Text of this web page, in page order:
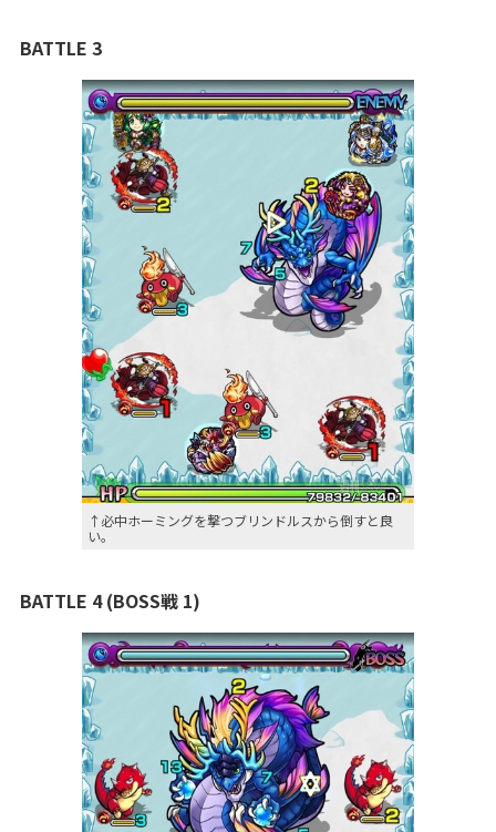
BATTLE 3
↑必中ホーミングを撃つブリンドルスから倒すと良
い。
BATTLE 4 (BOSS戦 1)